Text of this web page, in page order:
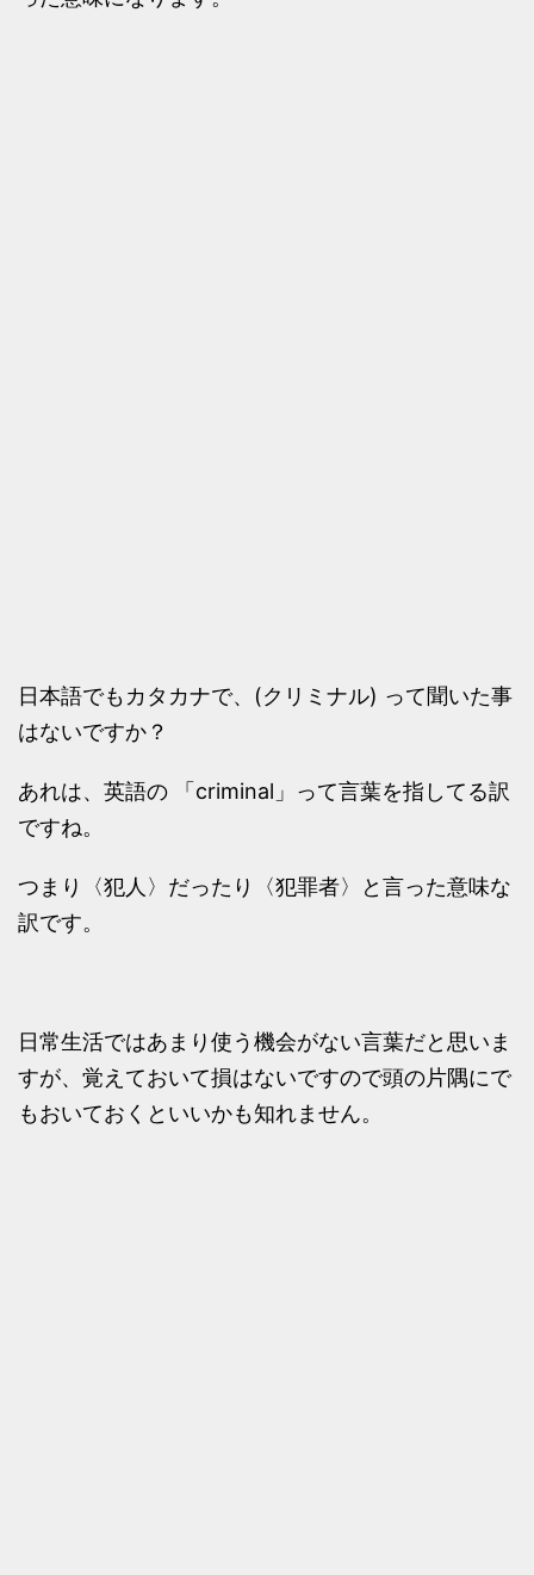
日本語でもカタカナで、(クリミナル) って聞いた事
はないですか？
あれは、英語の 「criminal」って言葉を指してる訳
ですね。
つまり〈犯人〉だったり〈犯罪者〉と言った意味な
訳です。
日常生活ではあまり使う機会がない言葉だと思いま
すが、覚えておいて損はないですので頭の片隅にで
もおいておくといいかも知れません。